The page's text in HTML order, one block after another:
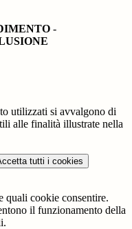
-
utilizzati si avvalgono di
alle finalità illustrate nella
tutti i cookies
quali cookie consentire.
il funzionamento della